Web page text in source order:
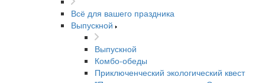
Всё для вашего праздника
Выпускной
Выпускной
Комбо-обеды
Приключенческий экологический квест